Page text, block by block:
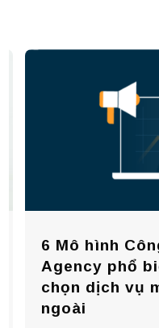
6 Mô hình
Agency phổ
chọn dịch vụ
ngoài